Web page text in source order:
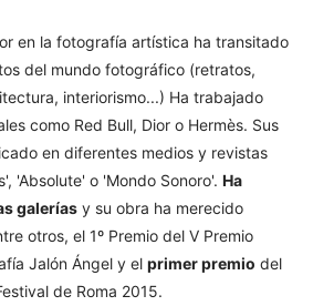
en la fotografía artística ha transitado
del mundo fotográfico (retratos,
interiorismo...) Ha trabajado
como Red Bull, Dior o Hermès. Sus
en diferentes medios y revistas
'Absolute' o 'Mondo Sonoro'. Ha
galerías y su obra ha merecido
otros, el 1º Premio del V Premio
Jalón Ángel y el primer premio del
de Roma 2015.